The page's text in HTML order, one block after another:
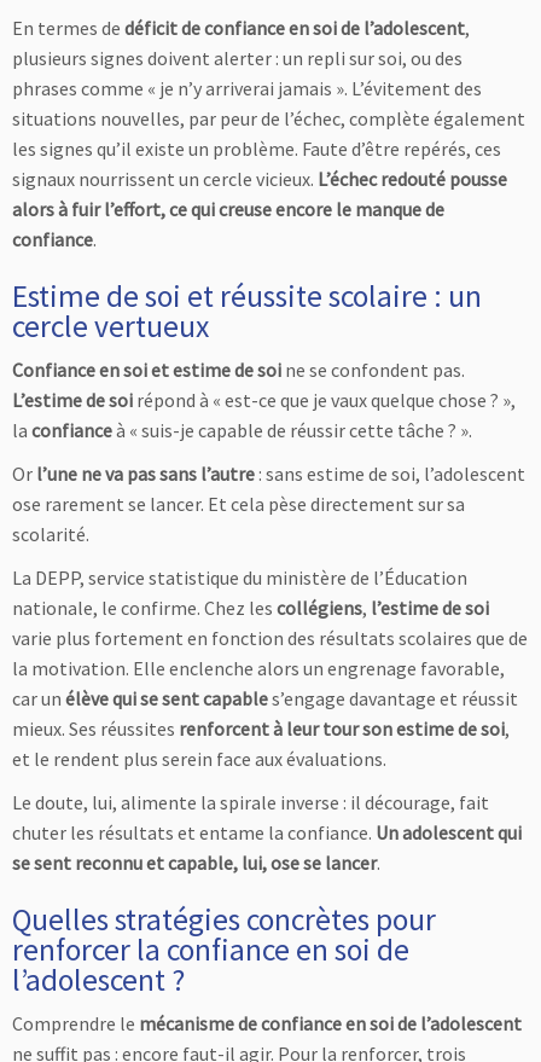
En termes de déficit de confiance en soi de l’adolescent,
plusieurs signes doivent alerter : un repli sur soi, ou des
phrases comme « je n’y arriverai jamais ». L’évitement des
situations nouvelles, par peur de l’échec, complète également
les signes qu’il existe un problème. Faute d’être repérés, ces
signaux nourrissent un cercle vicieux. L’échec redouté pousse
alors à fuir l’effort, ce qui creuse encore le manque de
confiance.
Estime de soi et réussite scolaire : un
cercle vertueux
Confiance en soi et estime de soi ne se confondent pas.
L’estime de soi répond à « est-ce que je vaux quelque chose ? »,
la confianceà « suis-je capable de réussir cette tâche ? ».
Or l’une ne va pas sans l’autre : sans estime de soi, l’adolescent
ose rarement se lancer. Et cela pèse directement sur sa
scolarité.
La DEPP, service statistique du ministère de l’Éducation
nationale, le confirme. Chez les collégiens, l’estime de soi
varie plus fortement en fonction des résultats scolaires que de
la motivation. Elle enclenche alors un engrenage favorable,
car un élève qui se sent capables’engage davantage et réussit
mieux. Ses réussites renforcent à leur tour son estime de soi,
et le rendent plus serein face aux évaluations.
Le doute, lui, alimente la spirale inverse : il décourage, fait
chuter les résultats et entame la confiance. Un adolescent qui
se sent reconnu et capable, lui, ose se lancer.
Quelles stratégies concrètes pour
renforcer la confiance en soi de
l’adolescent ?
Comprendre le mécanisme de confiance en soi de l’adolescent
ne suffit pas : encore faut-il agir. Pour la renforcer, trois